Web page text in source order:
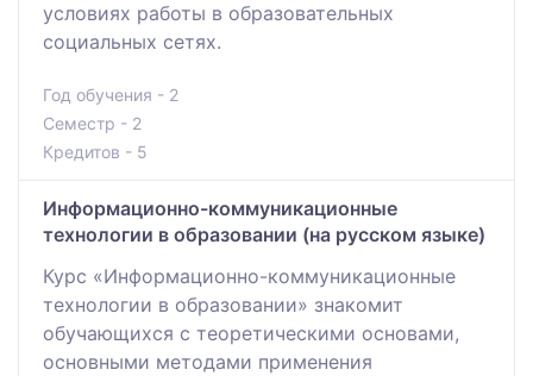
условиях работы в образовательных
социальных сетях.
Год обучения - 2
Семестр - 2
Кредитов - 5
Информационно-коммуникационные
технологии в образовании (на русском языке)
Курс «Информационно-коммуникационные
технологии в образовании» знакомит
обучающихся с теоретическими основами,
основными методами применения